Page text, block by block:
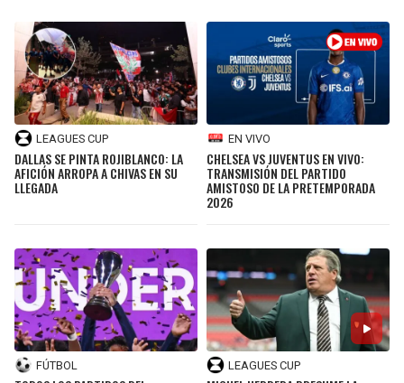
LEAGUES CUP
DALLAS SE PINTA ROJIBLANCO: LA
AFICIÓN ARROPA A CHIVAS EN SU
LLEGADA
EN VIVO
CHELSEA VS JUVENTUS EN VIVO:
TRANSMISIÓN DEL PARTIDO
AMISTOSO DE LA PRETEMPORADA
2026
FÚTBOL LEAGUES CUP